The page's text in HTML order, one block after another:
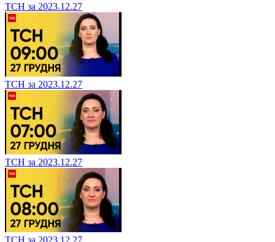
ТСН за 2023.12.27
ТСН за 2023.12.27
ТСН за 2023.12.27
ТСН за 2023.12.27